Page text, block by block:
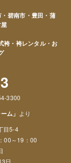
碧南市・豊田・蒲
袴・袴レンタル・お
3300
ム」 より
目5-4
00～19：00